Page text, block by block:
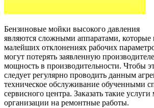
Бензиновые мойки высокого давления
являются сложными аппаратами, которые
малейших отклонениях рабочих
могут потерять заявленную
мощность в производительности. Чтобы
следует регулярно проводить данным
техническое обслуживание обученными
сервисного центра. Заказать такие
организации на ремонтные работы.